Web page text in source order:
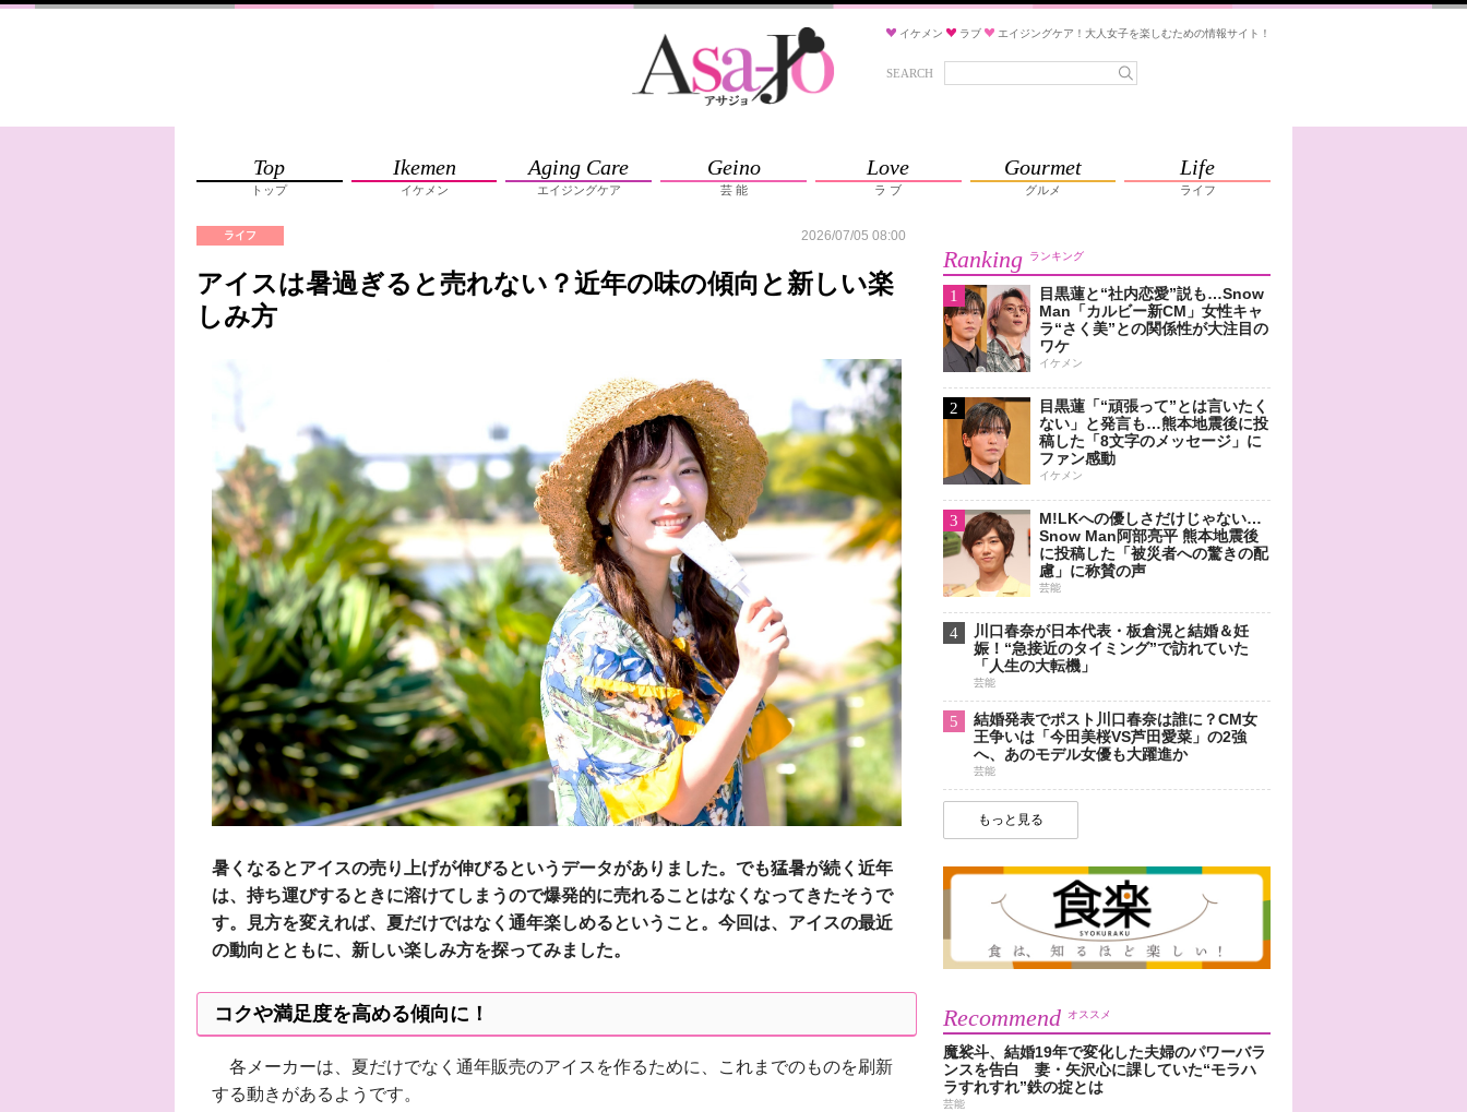
イケメン ラブ エイジングケア！大人女子を楽しむための情報サイト！
SEARCH
Top
トップ
Ikemen
イケメン
Aging Care
エイジングケア
Geino
芸 能
Love
ラ ブ
Gourmet
グルメ
Life
ライフ
ライフ 2026/07/05 08:00
アイスは暑過ぎると売れない？近年の味の傾向と新しい楽
しみ方
暑くなるとアイスの売り上げが伸びるというデータがありました。でも猛暑が続く近年
は、持ち運びするときに溶けてしまうので爆発的に売れることはなくなってきたそうで
す。見方を変えれば、夏だけではなく通年楽しめるということ。今回は、アイスの最近
の動向とともに、新しい楽しみ方を探ってみました。
コクや満足度を高める傾向に！
各メーカーは、夏だけでなく通年販売のアイスを作るために、これまでのものを刷新
する動きがあるようです。
Ranking ランキング
1
目黒蓮と“社内恋愛”説も…Snow
Man「カルビー新CM」女性キャ
ラ“さく美”との関係性が大注目の
ワケ
イケメン
2
目黒蓮「“頑張って”とは言いたく
ない」と発言も…熊本地震後に投
稿した「8文字のメッセージ」に
ファン感動
イケメン
3
M!LKへの優しさだけじゃない…
Snow Man阿部亮平 熊本地震後
に投稿した「被災者への驚きの配
慮」に称賛の声
芸能
4
川口春奈が日本代表・板倉滉と結婚＆妊
娠！“急接近のタイミング”で訪れていた
「人生の大転機」
芸能
5
結婚発表でポスト川口春奈は誰に？CM女
王争いは「今田美桜VS芦田愛菜」の2強
へ、あのモデル女優も大躍進か
芸能
もっと見る
Recommend オススメ
魔裟斗、結婚19年で変化した夫婦のパワーバラ
ンスを告白 妻・矢沢心に課していた“モラハ
ラすれすれ”鉄の掟とは
芸能